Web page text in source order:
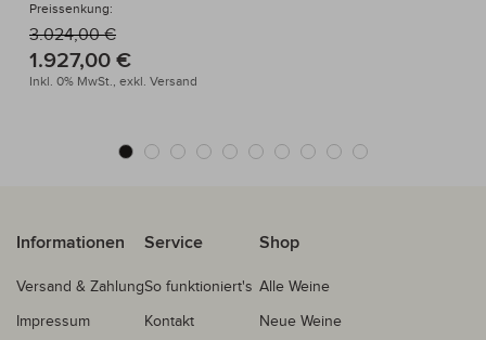
Preissenkung:
3.024,00 €
1.927,00 €
Inkl. 0% MwSt., exkl. Versand
Informationen
Versand & Zahlung
Impressum
Service
So funktioniert's
Kontakt
Shop
Alle Weine
Neue Weine